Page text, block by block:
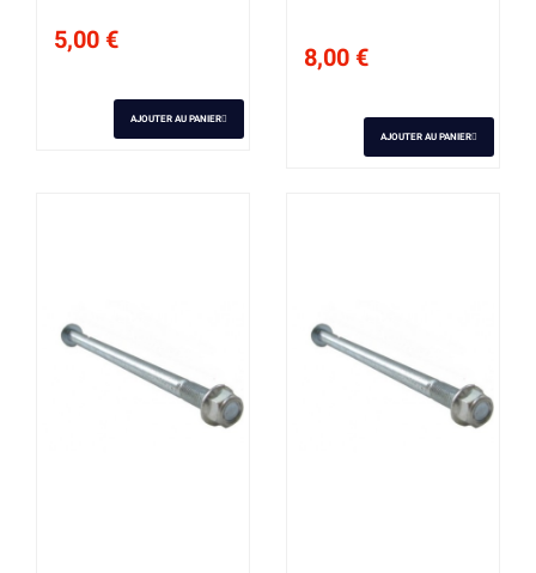
5,00 €
AJOUTER AU PANIER
8,00 €
AJOUTER AU PANIER